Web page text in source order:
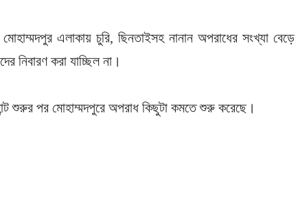
এলাকায় চুরি, ছিনতাইসহ নানান অপরাধের সংখ্যা বেড়ে
নিবারণ করা যাচ্ছিল না।
শুরুর পর মোহাম্মদপুরে অপরাধ কিছুটা কমতে শুরু করেছে।